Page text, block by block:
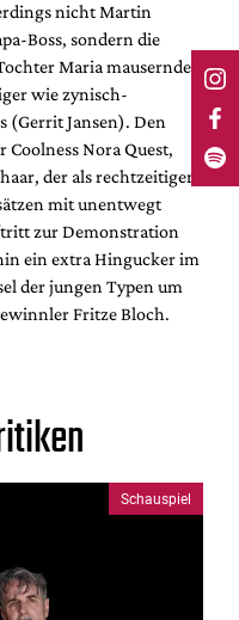
nicht Martin
Boss, sondern die
Maria mausernde
wie zynisch-
(Gerrit Jansen). Den
Nora Quest,
der als rechtzeitiger
mit unentwegt
zur Demonstration
ein extra Hingucker im
der jungen Typen um
Fritze Bloch.
Schauspiel